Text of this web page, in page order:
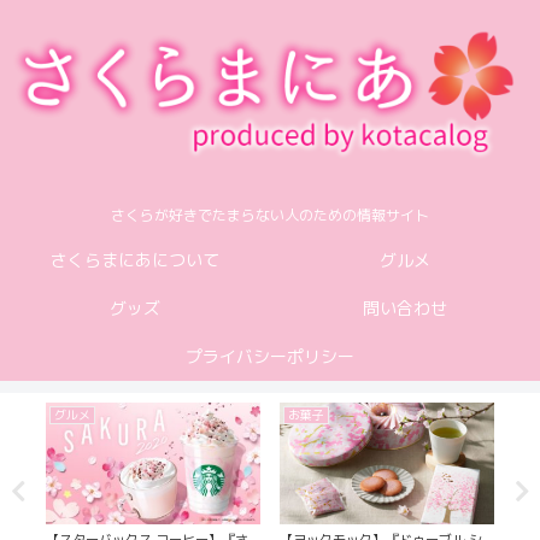
さくらが好きでたまらない人のための情報サイト
さくらまにあについて グルメ
グッズ 問い合わせ
プライバシーポリシー
グルメ お菓子